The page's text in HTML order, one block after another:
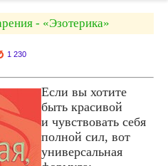
- «Эзотерика»
1 230
Если вы хотите
быть красивой
и чувствовать себя
полной сил, вот
универсальная